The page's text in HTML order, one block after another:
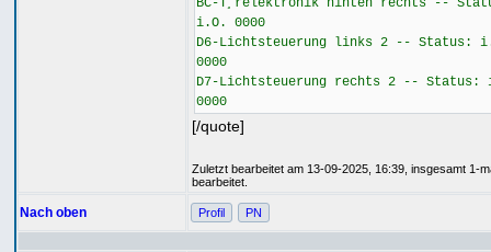
BC-T¸relektronik hinten rechts --
i.O. 0000
D6-Lichtsteuerung links 2 -- Status:
0000
D7-Lichtsteuerung rechts 2 -- Status:
0000
[/quote]
Zuletzt bearbeitet am 13-09-2025, 16:39, insgesamt 1-
bearbeitet.
Nach oben Profil PN